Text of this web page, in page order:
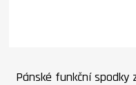
Pánské funkční